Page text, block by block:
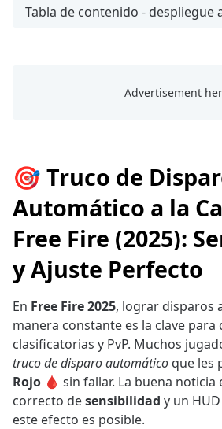
Tabla de contenido - despliegue
🎯 Truco de
Automático a la
Free Fire (2025):
y Ajuste Perfecto
En Free Fire 2025, lograr disparos
manera constante es la clave para
clasificatorias y PvP. Muchos
truco de disparo automático que les
Rojo 🩸 sin fallar. La buena noticia
correcto desensibilidad y un
este efecto es posible.